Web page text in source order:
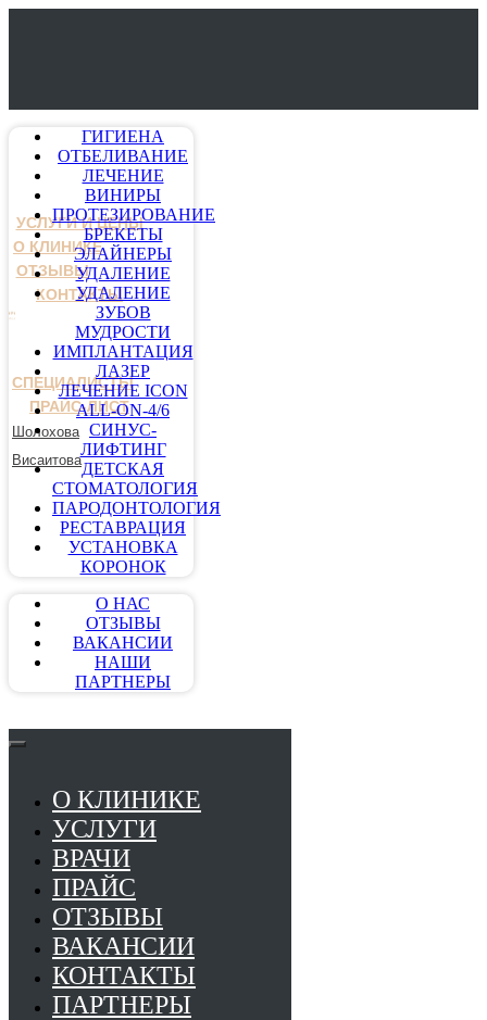
УСЛУГИ И ЦЕНЫ
О КЛИНИКЕ
ОТЗЫВЫ
КОНТАКТЫ
СПЕЦИАЛИСТЫ
ПРАЙС-ЛИСТ
Шолохова
Висаитова
ГИГИЕНА
ОТБЕЛИВАНИЕ
ЛЕЧЕНИЕ
ВИНИРЫ
ПРОТЕЗИРОВАНИЕ
БРЕКЕТЫ
ЭЛАЙНЕРЫ
УДАЛЕНИЕ
УДАЛЕНИЕ
ЗУБОВ
МУДРОСТИ
ИМПЛАНТАЦИЯ
ЛАЗЕР
ЛЕЧЕНИЕ ICON
ALL-ON-4/6
СИНУС-
ЛИФТИНГ
ДЕТСКАЯ
СТОМАТОЛОГИЯ
ПАРОДОНТОЛОГИЯ
РЕСТАВРАЦИЯ
УСТАНОВКА
КОРОНОК
О НАС
ОТЗЫВЫ
ВАКАНСИИ
НАШИ
ПАРТНЕРЫ
О КЛИНИКЕ
УСЛУГИ
ВРАЧИ
ПРАЙС
ОТЗЫВЫ
ВАКАНСИИ
КОНТАКТЫ
ПАРТНЕРЫ